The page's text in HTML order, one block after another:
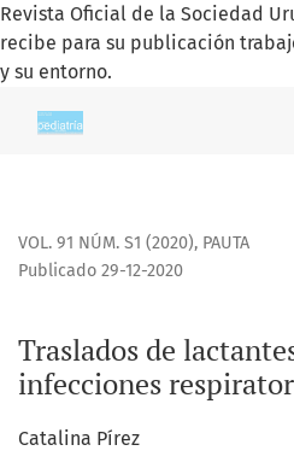
Revista Oficial de la Sociedad
recibe para su publicación
y su entorno.
Traslados de lactantes
VOL. 91 NÚM. S1 (2020), PAUTA
Traslados de
infecciones
Publicado 29-12-2020
Catalina Pírez